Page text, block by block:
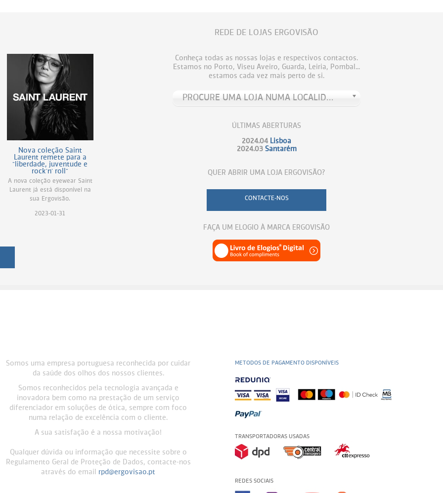
Nova coleção Saint
Laurent remete para a
"liberdade, juventude e
rock'n' roll"
A nova coleção eyewear Saint
Laurent já está disponível na
sua Ergovisão.
2023-01-31
REDE DE LOJAS ERGOVISÃO
Conheça todas as nossas lojas e respectivos contactos.
Estamos no Porto, Viseu Aveiro, Guarda, Leiria, Pombal...
estamos cada vez mais perto de si.
PROCURE UMA LOJA NUMA LOCALIDADE
ÚLTIMAS ABERTURAS
2024.04 Lisboa
2024.03 Santarém
QUER ABRIR UMA LOJA ERGOVISÃO?
CONTACTE-NOS
FAÇA UM ELOGIO À MARCA ERGOVISÃO
Somos uma empresa portuguesa reconhecida por cuidar
da saúde dos olhos dos nossos clientes.
Somos reconhecidos pela tecnologia avançada e
inovadora bem como na prestação de um serviço
diferenciador em soluções de ótica, sempre com foco
numa relação de excelência com o cliente.
A sua satisfação é a nossa motivação!
Qualquer dúvida ou informação que necessite sobre o
Regulamento Geral de Proteção de Dados, contacte-nos
através do email rpd@ergovisao.pt
METODOS DE PAGAMENTO DISPONÍVEIS
TRANSPORTADORAS USADAS
REDES SOCIAIS